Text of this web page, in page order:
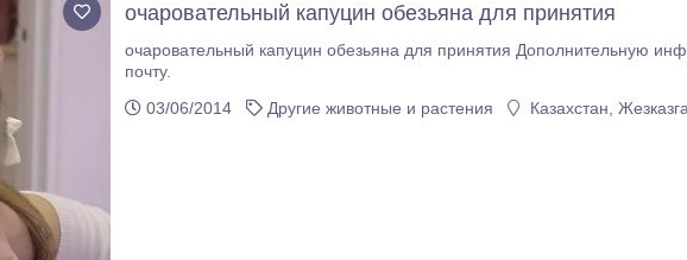
очаровательный капуцин обезьяна для принятия
очаровательный капуцин обезьяна для принятия Дополнительную информацию о обезьян вернуться ко мне на мою электронную
почту.
03/06/2014
Другие животные и растения Казахстан,